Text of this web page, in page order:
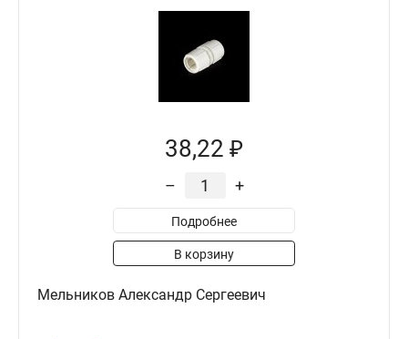
38,22 ₽
– +
Подробнее
В корзину
Мельников Александр Сергеевич